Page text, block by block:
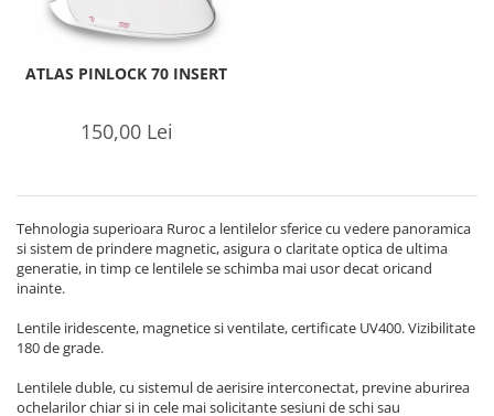
ATLAS PINLOCK 70 INSERT
150,00 Lei
Tehnologia superioara Ruroc a lentilelor sferice cu vedere panoramica
si sistem de prindere magnetic, asigura o claritate optica de ultima
generatie, in timp ce lentilele se schimba mai usor decat oricand
inainte.
Lentile iridescente, magnetice si ventilate, certificate UV400. Vizibilitate
180 de grade.
Lentilele duble, cu sistemul de aerisire interconectat, previne aburirea
ochelarilor chiar si in cele mai solicitante sesiuni de schi sau